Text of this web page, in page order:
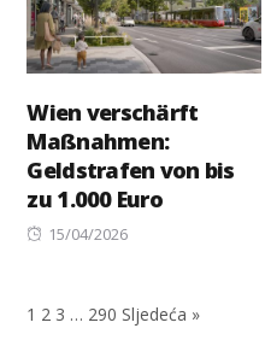
Wien verschärft
Maßnahmen:
Geldstrafen von bis
zu 1.000 Euro
Posted
15/04/2026
1 2 3 … 290 Sljedeća »